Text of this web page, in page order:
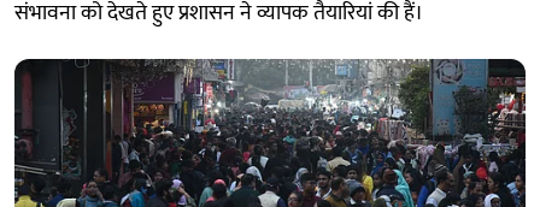
संभावना को देखते हुए प्रशासन ने व्यापक तैयारियां की हैं।